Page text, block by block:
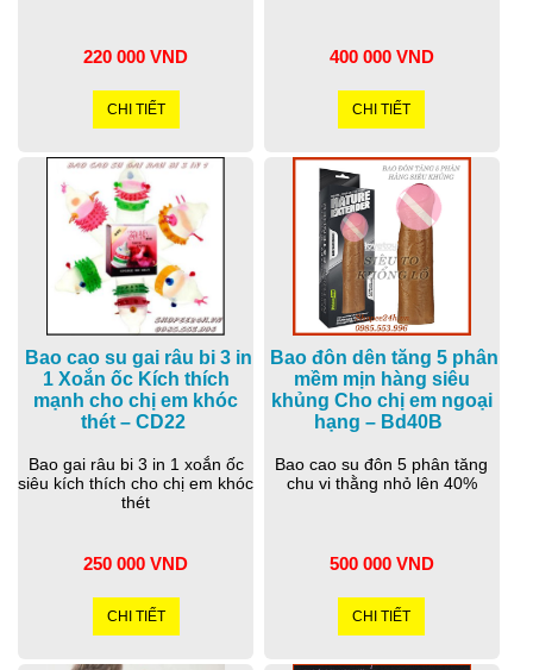
220 000 VND
CHI TIẾT
400 000 VND
CHI TIẾT
Bao cao su gai râu bi 3 in
1 Xoắn ốc Kích thích
mạnh cho chị em khóc
thét – CD22
Bao gai râu bi 3 in 1 xoắn ốc
siêu kích thích cho chị em khóc
thét
250 000 VND
CHI TIẾT
Bao đôn dên tăng 5 phân
mềm mịn hàng siêu
khủng Cho chị em ngoại
hạng – Bd40B
Bao cao su đôn 5 phân tăng
chu vi thằng nhỏ lên 40%
500 000 VND
CHI TIẾT